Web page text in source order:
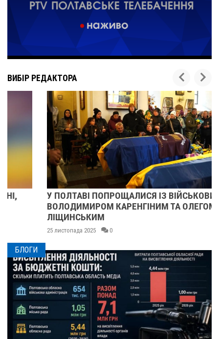
ВИБІР РЕДАКТОРА
У ПОЛТАВІ ПОПРОЩАЛИСЯ ІЗ ВІЙСЬКОВИМИ
ВОЛОДИМИРОМ КАРЕНГІНИМ ТА ОЛЕГОМ
ЛІЩИНСЬКИМ
25 листопада 2025 0
БЛОГИ